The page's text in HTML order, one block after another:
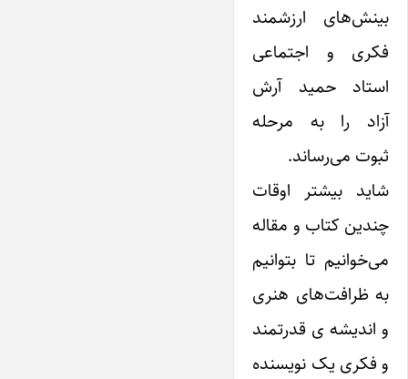
بینش‌های ارزشمند
فکری و اجتماعی
استاد حمید آرش
آزاد را به مرحله
ثبوت می‌رساند.
شاید بیشتر اوقات
چندین کتاب و مقاله
می‌خوانیم تا بتوانیم
به ظرافت‌های هنری
و اندیشه ی قدرتمند
و فکری یک نویسنده